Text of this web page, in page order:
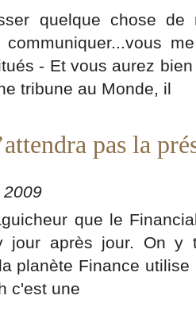
quelque chose de
- Et vous aurez
tribune au Monde, il
pas la
2009
que le
jour après jour. On y
planète Finance
c'est une